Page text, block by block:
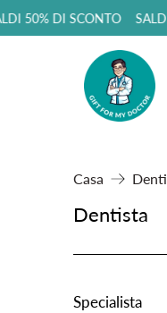
50% DI SCONTO
Casa
Dentista
Specialista